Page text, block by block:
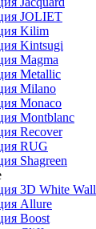
JOLIET
Kilim
Kintsugi
Magma
Metallic
Milano
Monaco
Montblanc
Recover
RUG
Shagreen
3D White Wall
Allure
Boost